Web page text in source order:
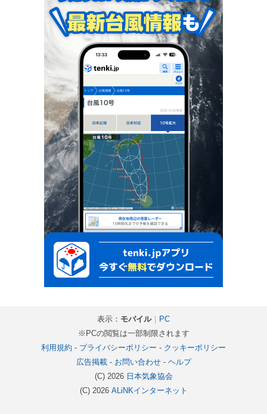
表示： モバイル｜ PC
※PCの閲覧は一部制限されます
利用規約 - プライバシーポリシー - クッキーポリシー
広告掲載- お問い合わせ- ヘルプ
(C) 2026 日本気象協会
(C) 2026 ALiNKインターネット